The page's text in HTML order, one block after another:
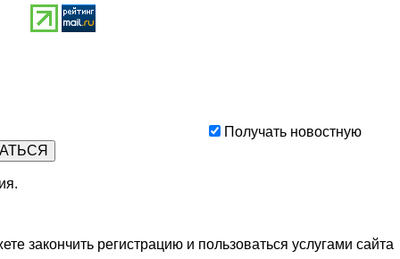
Получать новостную
.
закончить регистрацию и пользоваться услугами сайта